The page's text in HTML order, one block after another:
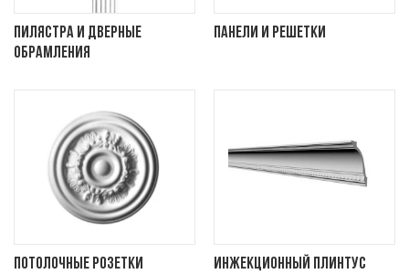
Пилястра и дверные
обрамления
Панели и решетки
Потолочные розетки Инжекционный плинтус